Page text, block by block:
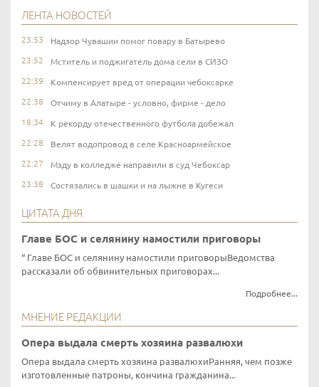
ЛЕНТА НОВОСТЕЙ
23:53 Надзор Чувашии помог повару в Батырево
23:52 Мститель и поджигатель дома сели в СИЗО
22:39 Компенсирует вред от операции чебоксарке
22:38 Отчиму в Алатыре - условно, фирме - дело
18:34 К рекорду отечественного футбола добежал
22:28 Велят водопровод в селе Красноармейское
22:27 Мзду в колледже направили в суд Чебоксар
23:38 Состязались в шашки и на лыжне в Кугеси
ЦИТАТА ДНЯ
Главе БОС и селянину намостили приговоры
Главе БОС и селянину намостили приговорыВедомства
рассказали об обвинительных приговорах...
Подробнее...
МНЕНИЕ РЕДАКЦИИ
Опера выдала смерть хозяина развалюхи
Опера выдала смерть хозяина развалюхиРанняя, чем позже
изготовленные патроны, кончина гражданина...